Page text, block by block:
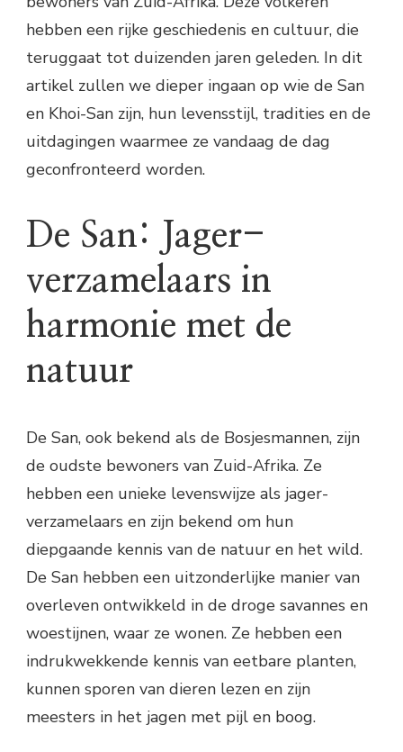
hebben een rijke geschiedenis en cultuur, die
teruggaat tot duizenden jaren geleden. In dit
artikel zullen we dieper ingaan op wie de San
en Khoi-San zijn, hun levensstijl, tradities en de
uitdagingen waarmee ze vandaag de dag
geconfronteerd worden.
De San: Jager-
verzamelaars in
harmonie met de
natuur
De San, ook bekend als de Bosjesmannen, zijn
de oudste bewoners van Zuid-Afrika. Ze
hebben een unieke levenswijze als jager-
verzamelaars en zijn bekend om hun
diepgaande kennis van de natuur en het wild.
De San hebben een uitzonderlijke manier van
overleven ontwikkeld in de droge savannes en
woestijnen, waar ze wonen. Ze hebben een
indrukwekkende kennis van eetbare planten,
kunnen sporen van dieren lezen en zijn
meesters in het jagen met pijl en boog.